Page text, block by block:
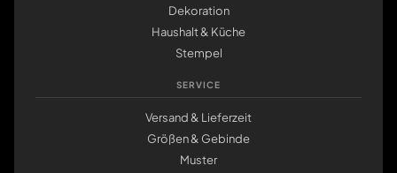
Dekoration
Haushalt & Küche
Stempel
SERVICE
Versand & Lieferzeit
Größen & Gebinde
Muster